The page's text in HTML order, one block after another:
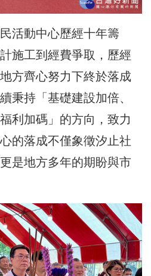
活動中心歷經十年籌
施工到經費爭取，歷經
方齊心努力下終於落成
秉持「基礎建設加倍、
利加碼」的方向，致力
的落成不僅象徵汐止社
是地方多年的期盼與市